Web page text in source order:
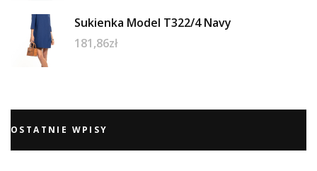
Sukienka Model T322/4 Navy
181,86zł
OSTATNIE WPISY